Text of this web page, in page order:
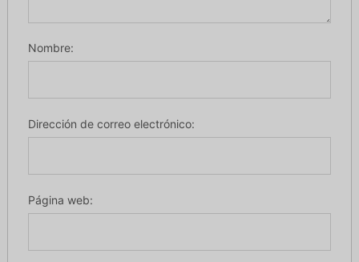
Nombre:
Dirección de correo electrónico:
Página web: